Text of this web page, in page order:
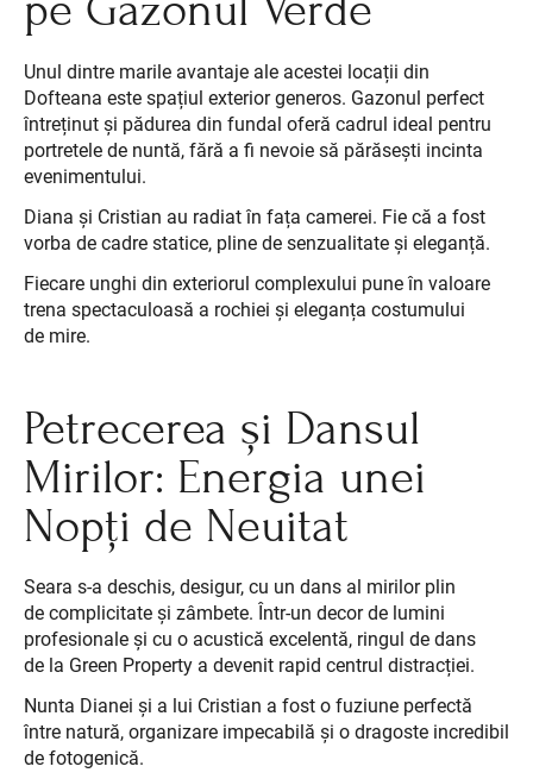
Unul dintre marile avantaje ale acestei locații din
Dofteana este spațiul exterior generos. Gazonul perfect
întreținut și pădurea din fundal oferă cadrul ideal pentru
portretele de nuntă, fără a fi nevoie să părăsești incinta
evenimentului.
Diana și Cristian au radiat în fața camerei. Fie că a fost
vorba de cadre statice, pline de senzualitate și eleganță.
Fiecare unghi din exteriorul complexului pune în valoare
trena spectaculoasă a rochiei și eleganța costumului
de mire.
Petrecerea și Dansul
Mirilor: Energia unei
Nopți de Neuitat
Seara s-a deschis, desigur, cu un dans al mirilor plin
de complicitate și zâmbete. Într-un decor de lumini
profesionale și cu o acustică excelentă, ringul de dans
de la Green Property a devenit rapid centrul distracției.
Nunta Dianei și a lui Cristian a fost o fuziune perfectă
între natură, organizare impecabilă și o dragoste incredibil
de fotogenică.